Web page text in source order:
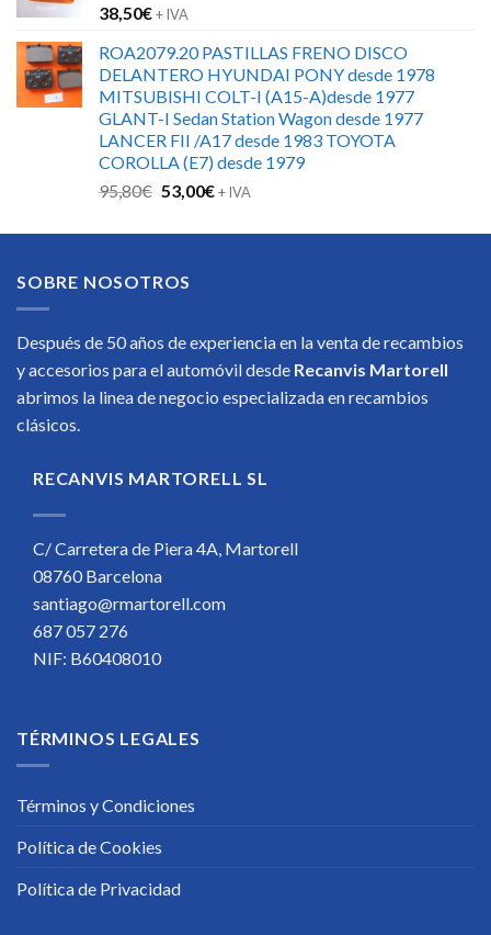
38,50€+ IVA
ROA2079.20 PASTILLAS FRENO DISCO
DELANTERO HYUNDAI PONY desde 1978
MITSUBISHI COLT-I (A15-A)desde 1977
GLANT-I Sedan Station Wagon desde 1977
LANCER FII /A17 desde 1983 TOYOTA
COROLLA (E7) desde 1979
95,80€ El
original
95,80€.
53,00€El
actual
+ IVA
SOBRE NOSOTROS
Después de 50 años de experiencia en la venta de recambios
y accesorios para el automóvil desde Recanvis Martorell
abrimos la linea de negocio especializada en recambios
clásicos.
RECANVIS MARTORELL SL
C/ Carretera de Piera 4A, Martorell
08760 Barcelona
santiago@rmartorell.com
687 057 276
NIF: B60408010
TÉRMINOS LEGALES
Términos y Condiciones
Política de Cookies
Política de Privacidad